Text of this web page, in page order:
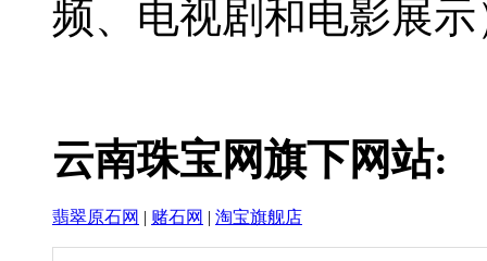
频、电视剧和电影展示
云南珠宝网旗下网站:
翡翠原石网 | 赌石网 | 淘宝旗舰店